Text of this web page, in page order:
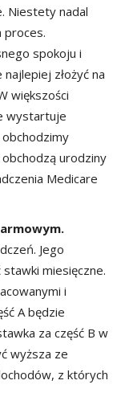
Niestety nadal
proces.
spokoju i
złożyć na
większości
wystartuje
urodziny
Medicare
Jego
stawki miesięczne.
i
A będzie
za część B w
wyższa ze
z których